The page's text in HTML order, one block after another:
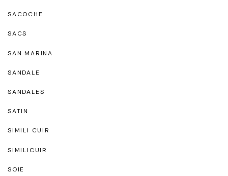
SACOCHE
SACS
SAN MARINA
SANDALE
SANDALES
SATIN
SIMILI CUIR
SIMILICUIR
SOIE